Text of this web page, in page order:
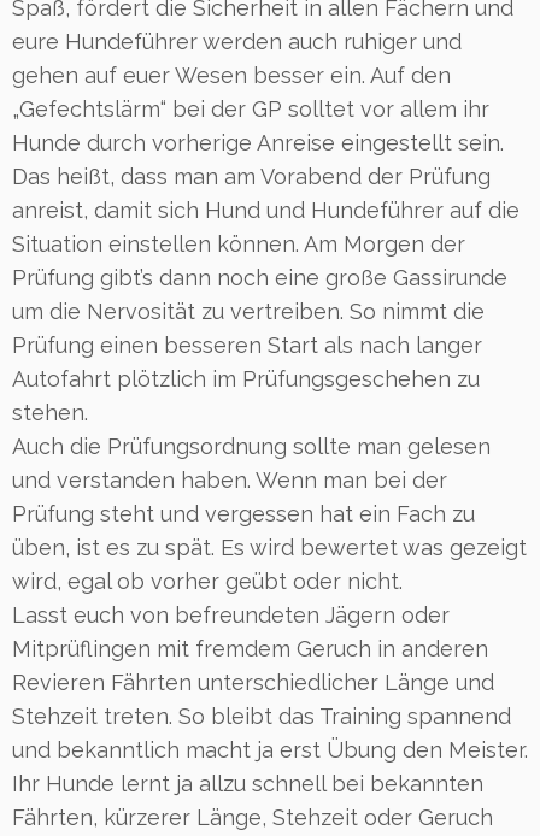
Spaß, fördert die Sicherheit in allen Fächern und
eure Hundeführer werden auch ruhiger und
gehen auf euer Wesen besser ein. Auf den
„Gefechtslärm“ bei der GP solltet vor allem ihr
Hunde durch vorherige Anreise eingestellt sein.
Das heißt, dass man am Vorabend der Prüfung
anreist, damit sich Hund und Hundeführer auf die
Situation einstellen können. Am Morgen der
Prüfung gibt’s dann noch eine große Gassirunde
um die Nervosität zu vertreiben. So nimmt die
Prüfung einen besseren Start als nach langer
Autofahrt plötzlich im Prüfungsgeschehen zu
stehen.
Auch die Prüfungsordnung sollte man gelesen
und verstanden haben. Wenn man bei der
Prüfung steht und vergessen hat ein Fach zu
üben, ist es zu spät. Es wird bewertet was gezeigt
wird, egal ob vorher geübt oder nicht.
Lasst euch von befreundeten Jägern oder
Mitprüflingen mit fremdem Geruch in anderen
Revieren Fährten unterschiedlicher Länge und
Stehzeit treten. So bleibt das Training spannend
und bekanntlich macht ja erst Übung den Meister.
Ihr Hunde lernt ja allzu schnell bei bekannten
Fährten, kürzerer Länge, Stehzeit oder Geruch